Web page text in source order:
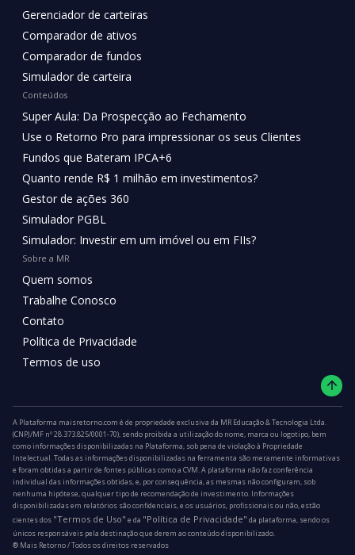
Gerenciador de carteiras
Comparador de ativos
Comparador de fundos
Simulador de carteira
Conteúdos
Super Aula: Da Prospecção ao Fechamento
Use o Retorno Pro para impressionar os seus Clientes
Fundos que Bateram IPCA+6
Quanto rende R$ 1 milhão em investimentos?
Gestor de ações 360
Simulador PGBL
Simulador: Investir em um imóvel ou em FIIs?
Sobre a MR
Quem somos
Trabalhe Conosco
Contato
Política de Privacidade
Termos de uso
A Plataforma maisretorno.com é de propriedade exclusiva da MR Educação & Tecnologia Ltda.
(CNPJ/MF nº 28.373.825/0001-70), sendo proibida a utilização do nome, marca ou logotipo, bem
como informações disponibilizadas na Plataforma, sob pena de violação à Propriedade
Intelectual. Todas as informações disponibilizadas na ferramenta são meramente informativas
e foram obtidas a partir de fontes públicas como a CVM. A plataforma não faz conferência
individual das informações obtidas, e, por consequência, as mesmas não configuram, sob
nenhuma hipótese, qualquer tipo de recomendação de investimento. Informações
disponibilizadas em relatórios são confidenciais, e os usuários, profissionais ou não, estão
cientes dos "Termos de Uso" e da "Política de Privacidade" da plataforma, sendo os
únicos responsáveis pela destinação que derem ao conteúdo disponibilizado.
®️ Mais Retorno / Todos os direitos reservados